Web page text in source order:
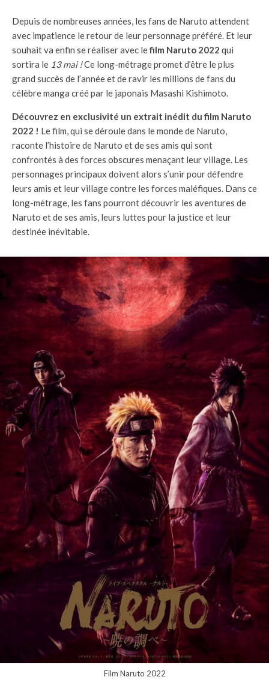
Depuis de nombreuses années, les fans de Naruto attendent
avec impatience le retour de leur personnage préféré. Et leur
souhait va enfin se réaliser avec lefilm Naruto 2022 qui
sortira le 13 mai !Ce long-métrage promet d’être le plus
grand succès de l’année et de ravir les millions de fans du
célèbre manga créé par le japonais Masashi Kishimoto.
Découvrez en exclusivité un extrait inédit du film Naruto
2022 ! Le film, qui se déroule dans le monde de Naruto,
raconte l’histoire de Naruto et de ses amis qui sont
confrontés à des forces obscures menaçant leur village. Les
personnages principaux doivent alors s’unir pour défendre
leurs amis et leur village contre les forces maléfiques. Dans ce
long-métrage, les fans pourront découvrir les aventures de
Naruto et de ses amis, leurs luttes pour la justice et leur
destinée inévitable.
Film Naruto 2022